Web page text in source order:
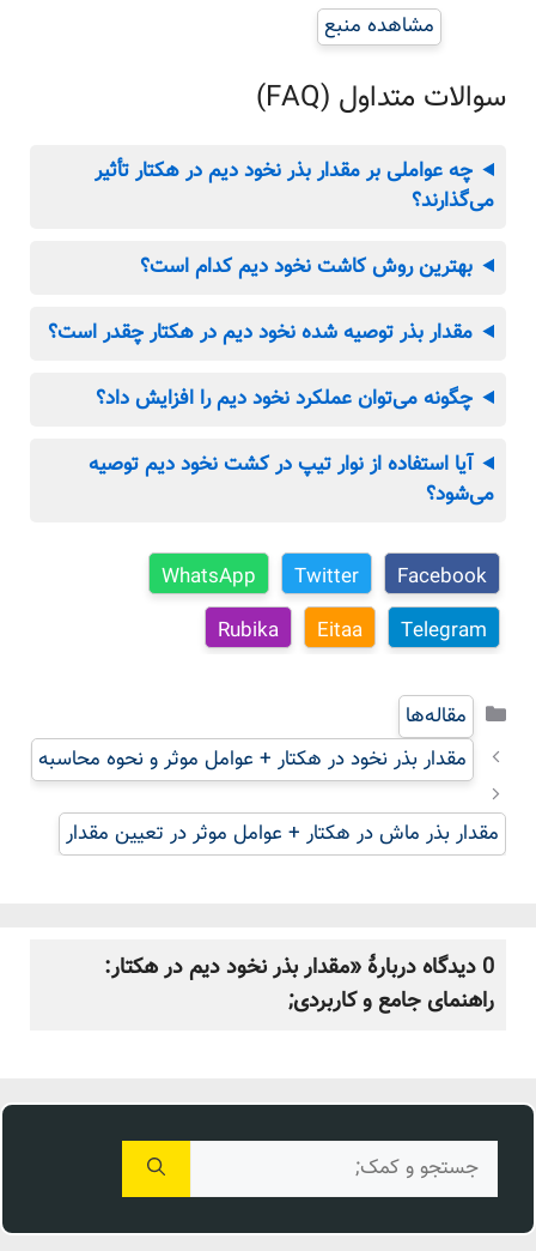
مشاهده منبع
سوالات متداول (FAQ)
چه عواملی بر مقدار بذر نخود دیم در هکتار تأثیر
می‌گذارند؟
بهترین روش کاشت نخود دیم کدام است؟
مقدار بذر توصیه شده نخود دیم در هکتار چقدر است؟
چگونه می‌توان عملکرد نخود دیم را افزایش داد؟
آیا استفاده از نوار تیپ در کشت نخود دیم توصیه
می‌شود؟
Facebook
Twitter
WhatsApp
Telegram
Eitaa
Rubika
دسته‌ها
مقاله‌ها
مقدار بذر نخود در هکتار + عوامل موثر و نحوه محاسبه
مقدار بذر ماش در هکتار + عوامل موثر در تعیین مقدار
0 دیدگاه دربارهٔ «مقدار بذر نخود دیم در هکتار:
راهنمای جامع و کاربردی;
برای: